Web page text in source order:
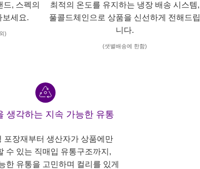
, 스펙의
보세요.
)
최적의 온도를 유지하는 냉장 배송 시스템,
풀콜드체인으로 상품을 신선하게 전해드립
니다.
(샛별배송에 한함)
생각하는 지속 가능한 유통
포장재부터 생산자가 상품에만
수 있는 직매입 유통구조까지,
한 유통을 고민하며 컬리를 있게